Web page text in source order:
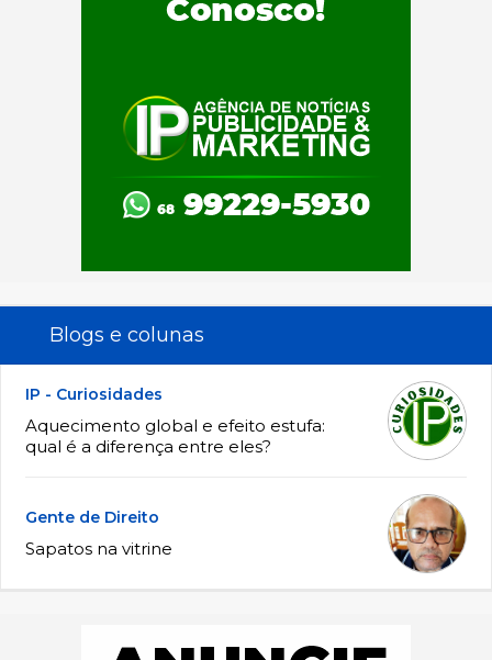
Blogs e colunas
IP - Curiosidades
Aquecimento global e efeito estufa:
qual é a diferença entre eles?
Gente de Direito
Sapatos na vitrine